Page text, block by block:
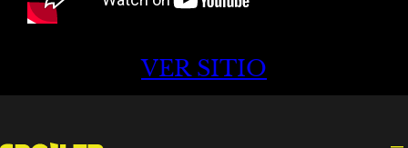
VER SITIO